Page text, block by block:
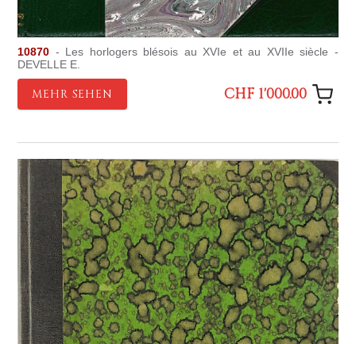
10870 - Les horlogers blésois au XVIe et au XVIIe siècle -
DEVELLE E.
MEHR SEHEN CHF 1'000.00